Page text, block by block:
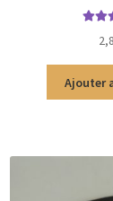
Ajouter